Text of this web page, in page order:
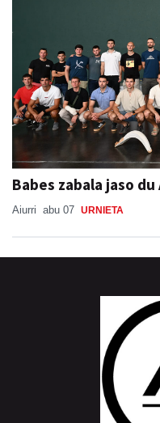
Babes zabala jaso du
Aiurri abu 07 URNIETA